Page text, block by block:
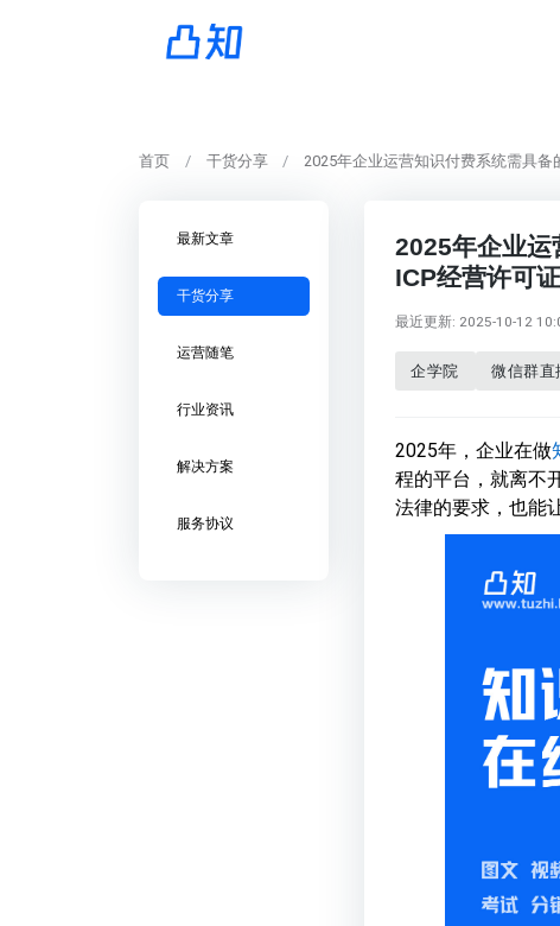
首页 干货分享 2025年企业运营知识付费系统需具备
最新文章
干货分享
运营随笔
行业资讯
解决方案
服务协议
2025年企业运
ICP经营许可
最近更新: 2025-10-12
企学院 微信群直
2025年，企业在做
程的平台，就离不
法律的要求，也能